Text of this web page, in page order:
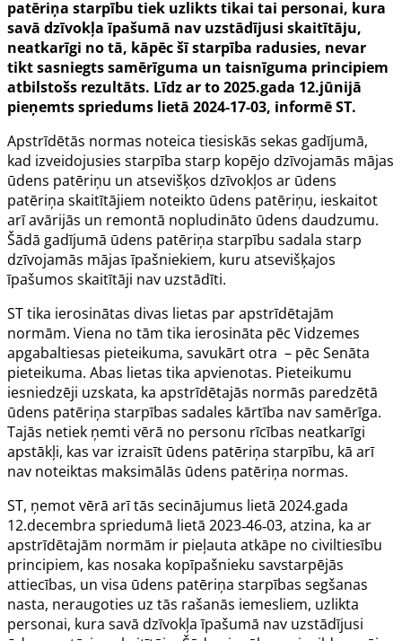
patēriņa starpību tiek uzlikts tikai tai personai, kura
savā dzīvokļa īpašumā nav uzstādījusi skaitītāju,
neatkarīgi no tā, kāpēc šī starpība radusies, nevar
tikt sasniegts samērīguma un taisnīguma principiem
atbilstošs rezultāts. Līdz ar to 2025.gada 12.jūnijā
pieņemts spriedums lietā 2024-17-03, informē ST.
Apstrīdētās normas noteica tiesiskās sekas gadījumā,
kad izveidojusies starpība starp kopējo dzīvojamās mājas
ūdens patēriņu un atsevišķos dzīvokļos ar ūdens
patēriņa skaitītājiem noteikto ūdens patēriņu, ieskaitot
arī avārijās un remontā nopludināto ūdens daudzumu.
Šādā gadījumā ūdens patēriņa starpību sadala starp
dzīvojamās mājas īpašniekiem, kuru atsevišķajos
īpašumos skaitītāji nav uzstādīti.
ST tika ierosinātas divas lietas par apstrīdētajām
normām. Viena no tām tika ierosināta pēc Vidzemes
apgabaltiesas pieteikuma, savukārt otra – pēc Senāta
pieteikuma. Abas lietas tika apvienotas. Pieteikumu
iesniedzēji uzskata, ka apstrīdētajās normās paredzētā
ūdens patēriņa starpības sadales kārtība nav samērīga.
Tajās netiek ņemti vērā no personu rīcības neatkarīgi
apstākļi, kas var izraisīt ūdens patēriņa starpību, kā arī
nav noteiktas maksimālās ūdens patēriņa normas.
ST, ņemot vērā arī tās secinājumus lietā 2024.gada
12.decembra spriedumā lietā 2023‑46‑03, atzina, ka ar
apstrīdētajām normām ir pieļauta atkāpe no civiltiesību
principiem, kas nosaka kopīpašnieku savstarpējās
attiecības, un visa ūdens patēriņa starpības segšanas
nasta, neraugoties uz tās rašanās iemesliem, uzlikta
personai, kura savā dzīvokļa īpašumā nav uzstādījusi